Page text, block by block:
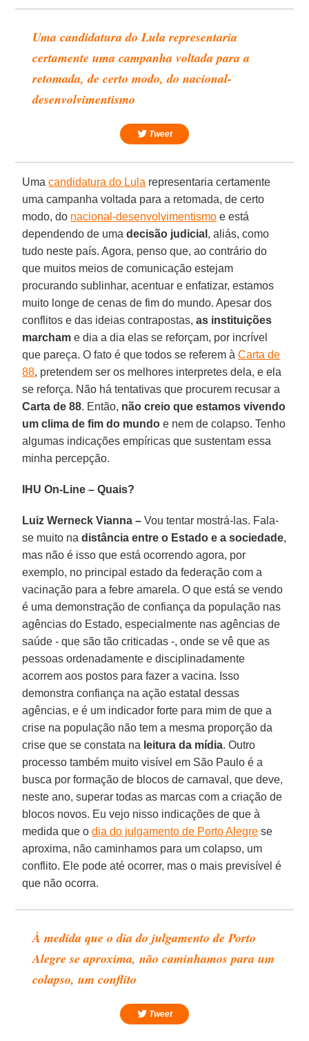
Uma candidatura do Lula representaria
certamente uma campanha voltada para a
retomada, de certo modo, do nacional-
desenvolvimentismo
Tweet
Umacandidatura do Lula representaria certamente
uma campanha voltada para a retomada, de certo
modo, do nacional-desenvolvimentismo e está
dependendo de umadecisão judicial , aliás, como
tudo neste país. Agora, penso que, ao contrário do
que muitos meios de comunicação estejam
procurando sublinhar, acentuar e enfatizar, estamos
muito longe de cenas de fim do mundo. Apesar dos
conflitos e das ideias contrapostas,as instituições
marcham e dia a dia elas se reforçam, por incrível
que pareça. O fato é que todos se referem àCarta de
88, pretendem ser os melhores interpretes dela, e ela
se reforça. Não há tentativas que procurem recusar a
Carta de 88. Então, não creio que estamos vivendo
um clima de fim do mundo e nem de colapso. Tenho
algumas indicações empíricas que sustentam essa
minha percepção.
IHU On-Line – Quais?
Luiz Werneck Vianna – Vou tentar mostrá-las. Fala-
se muito nadistância entre o Estado e a sociedade,
mas não é isso que está ocorrendo agora, por
exemplo, no principal estado da federação com a
vacinação para a febre amarela. O que está se vendo
é uma demonstração de confiança da população nas
agências do Estado, especialmente nas agências de
saúde - que são tão criticadas -, onde se vê que as
pessoas ordenadamente e disciplinadamente
acorrem aos postos para fazer a vacina. Isso
demonstra confiança na ação estatal dessas
agências, e é um indicador forte para mim de que a
crise na população não tem a mesma proporção da
crise que se constata na leitura da mídia. Outro
processo também muito visível em São Paulo é a
busca por formação de blocos de carnaval, que deve,
neste ano, superar todas as marcas com a criação de
blocos novos. Eu vejo nisso indicações de que à
medida que odia do julgamento de Porto Alegre se
aproxima, não caminhamos para um colapso, um
conflito. Ele pode até ocorrer, mas o mais previsível é
que não ocorra.
À medida que o dia do julgamento de Porto
Alegre se aproxima, não caminhamos para um
colapso, um conflito
Tweet